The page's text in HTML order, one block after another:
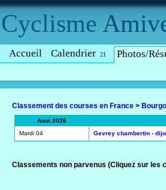
Cyclisme
Accueil Calendrier 21 Photos/
Classement des courses en France >
Aout 2026
Mardi 04
Gevrey chambertin -
Classements non parvenus (Cliquez sur